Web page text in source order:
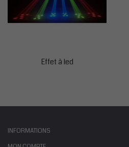
Effet à led
INFORMATIONS